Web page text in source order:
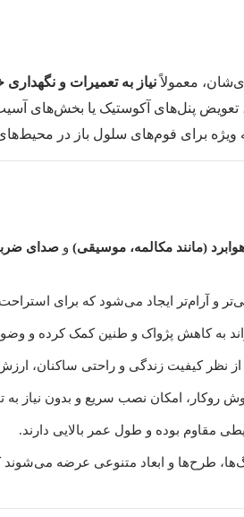
معمولاًنیاز به تعمیرات و نگهداری
تعویض پنل‌های آکوستیک یا بخش‌های
ویژه برای فوم‌های سلول باز در
(مانند مکالمه، موسیقی) و صدای
و آرام‌تر ایجاد می‌شود که برای
به کاهش پژواک و طنین کمک کرده و
کیفیت زندگی و راحتی ساکنان، ارزش
روکار، امکان نصب سریع و بدون نیاز به
مقاوم بوده و طول عمر بالایی دارند.
طرح‌ها و ابعاد متنوعی عرضه می‌شوند